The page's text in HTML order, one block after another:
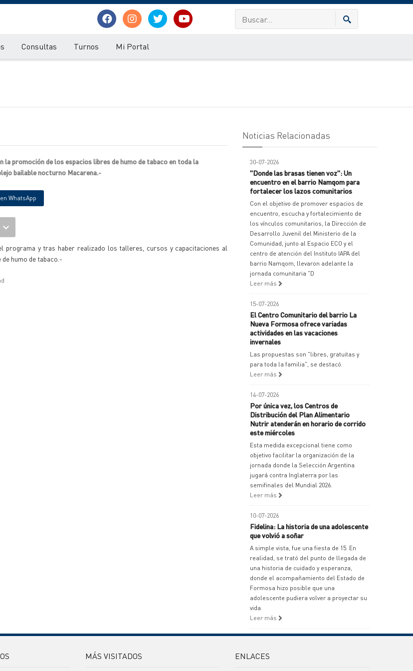
Consultas Turnos Mi Portal
promoción de los espacios libres de humo de tabaco en toda la
bailable nocturno Macarena.-
WhatsApp
programa y tras haber realizado los talleres, cursos y capacitaciones al
humo de tabaco.-
Noticias Relacionadas
30-07-2026
"Donde las brasas tienen voz": Un
encuentro en el barrio Namqom para
fortalecer los lazos comunitarios
Con el objetivo de promover espacios de
encuentro, escucha y fortalecimiento de
los vínculos comunitarios, la Dirección de
Desarrollo Juvenil del Ministerio de la
Comunidad, junto al Espacio ECO y el
centro de atención del Instituto IAPA del
barrio Namqom, llevaron adelante la
jornada comunitaria "D
Leer más
15-07-2026
El Centro Comunitario del barrio La
Nueva Formosa ofrece variadas
actividades en las vacaciones
invernales
Las propuestas son "libres, gratuitas y
para toda la familia", se destacó.
Leer más
14-07-2026
Por única vez, los Centros de
Distribución del Plan Alimentario
Nutrir atenderán en horario de corrido
este miércoles
Esta medida excepcional tiene como
objetivo facilitar la organización de la
jornada donde la Selección Argentina
jugará contra Inglaterra por las
semifinales del Mundial 2026.
Leer más
10-07-2026
Fidelina: La historia de una adolescente
que volvió a soñar
A simple vista, fue una fiesta de 15. En
realidad, se trató del punto de llegada de
una historia de cuidado y esperanza,
donde el acompañamiento del Estado de
Formosa hizo posible que una
adolescente pudiera volver a proyectar su
vida.
Leer más
MÁS VISITADOS ENLACES